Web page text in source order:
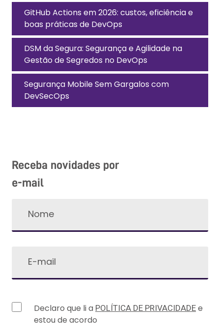
GitHub Actions em 2026: custos, eficiência e
boas práticas de DevOps
DSM da Segura: Segurança e Agilidade na
Gestão de Segredos no DevOps
Segurança Mobile Sem Gargalos com
DevSecOps
Receba novidades por
e-mail
Declaro que li a POLÍTICA DE PRIVACIDADE e
estou de acordo